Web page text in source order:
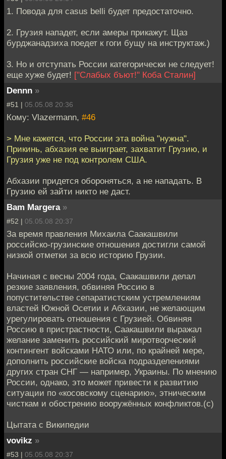
1. Повода для casus belli будет предостаточно.
2. Грузия нападет, если амеры прикажут. Щаз
бурджанадзиха поедет к гоги бущу на инструктаж.)
3. Но и отступать России категорически не следует!
еще хуже будет! ["Слабых бъют!" Коба Сталин]
Dennn »
#51 | 05.05.08 20:36
Кому: Vlazermann, #46
> Мне кажется, что России эта война "нужна".
Прикинь, абхазия ее выиграет, захватит Грузию, и
Грузия уже не под контролем США.
Абхазии придется обороняться, а не нападать. В
Грузию ей зайти никто не даст.
Bam Margera »
#52 | 05.05.08 20:37
За время правления Михаила Саакашвили
российско-грузинские отношения достигли самой
низкой отметки за всю историю Грузии.
Начиная с весны 2004 года, Саакашвили делал
резкие заявления, обвиняя Россию в
попустительстве сепаратистским устремлениям
властей Южной Осетии и Абхазии, не желающим
урегулировать отношения с Грузией. Обвиняя
Россию в пристрастности, Саакашвили выражал
желание заменить российский миротворческий
контингент войсками НАТО или, по крайней мере,
дополнить российские войска подразделениями
других стран СНГ — например, Украины. По мнению
России, однако, это может привести к развитию
ситуации по «косовскому сценарию», этническим
чисткам и обострению вооружённых конфликтов.(с)
Цытата с Википедии
vovikz »
#53 | 05.05.08 20:37